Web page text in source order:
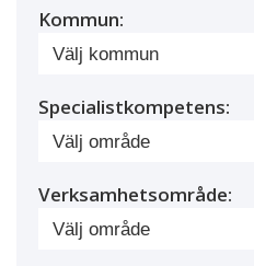
Kommun:
Specialistkompetens:
Verksamhetsområde: